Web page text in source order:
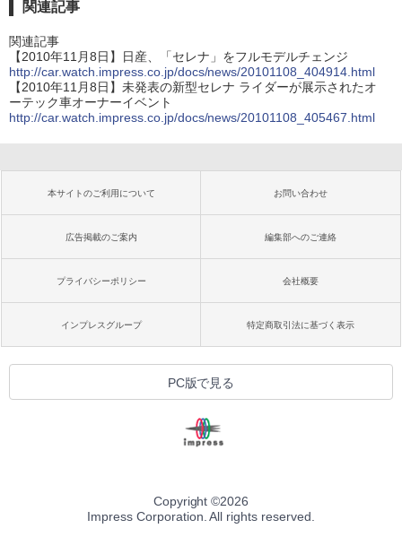
関連記事
関連記事
【2010年11月8日】日産、「セレナ」をフルモデルチェンジ
http://car.watch.impress.co.jp/docs/news/20101108_404914.html
【2010年11月8日】未発表の新型セレナ ライダーが展示されたオ
ーテック車オーナーイベント
http://car.watch.impress.co.jp/docs/news/20101108_405467.html
本サイトのご利用について お問い合わせ
広告掲載のご案内 編集部へのご連絡
プライバシーポリシー 会社概要
インプレスグループ 特定商取引法に基づく表示
PC版で見る
Copyright ©2026
Impress Corporation. All rights reserved.